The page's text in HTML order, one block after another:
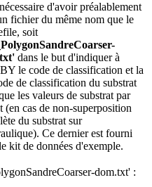
d'avoir préalablement
fichier du même nom que le
soit
dans le but d'indiquer à
le code de classification et la
de classification du substrat
les valeurs de substrat par
(en cas de non-superposition
du substrat sur
Ce dernier est fourni
kit de données d'exemple.
dom.txt' :